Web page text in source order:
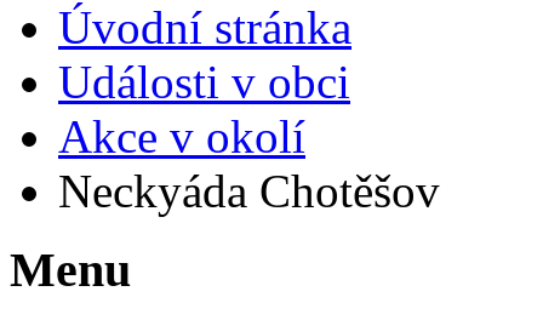
Úvodní stránka
Události v obci
Akce v okolí
Neckyáda Chotěšov
Menu